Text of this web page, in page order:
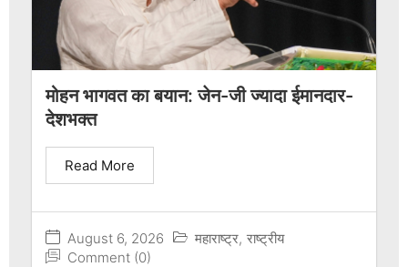
मोहन भागवत का बयान: जेन-जी ज्यादा ईमानदार-
देशभक्त
August 6, 2026 महाराष्ट्र, राष्ट्रीय
Comment (0)
Read More